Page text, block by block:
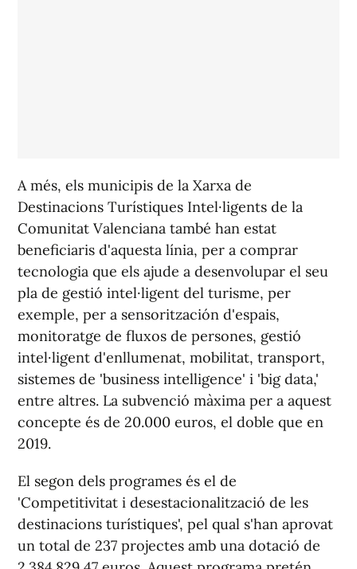
A més, els municipis de la Xarxa de
Destinacions Turístiques Intel·ligents de la
Comunitat Valenciana també han estat
beneficiaris d'aquesta línia, per a comprar
tecnologia que els ajude a desenvolupar el seu
pla de gestió intel·ligent del turisme, per
exemple, per a sensoritzación d'espais,
monitoratge de fluxos de persones, gestió
intel·ligent d'enllumenat, mobilitat, transport,
sistemes de 'business intelligence' i 'big data,'
entre altres. La subvenció màxima per a aquest
concepte és de 20.000 euros, el doble que en
2019.
El segon dels programes és el de
'Competitivitat i desestacionalització de les
destinacions turístiques', pel qual s'han aprovat
un total de 237 projectes amb una dotació de